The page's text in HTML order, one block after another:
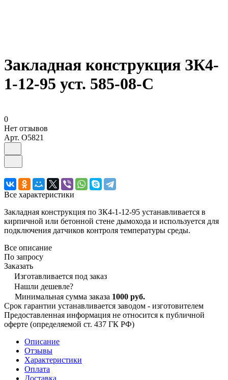
Закладная конструкция ЗК4-
1-12-95 уст. 585-08-С
0
Нет отзывов
Арт. O5821
Все характеристики
Закладная конструкция по ЗК4-1-12-95 устанавливается в
кирпичной или бетонной стене дымохода и используется для
подключения датчиков контроля температуры среды.
Все описание
По запросу
Заказать
Изготавливается под заказ
Нашли дешевле?
Минимальная сумма заказа 1000 руб.
Срок гарантии устанавливается заводом - изготовителем
Предоставленная информация не относится к публичной
оферте (определяемой ст. 437 ГК РФ)
Описание
Отзывы
Характеристики
Оплата
Доставка